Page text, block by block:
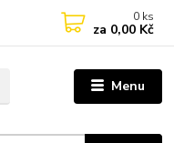
Menu
0 ks
za 0,00 Kč